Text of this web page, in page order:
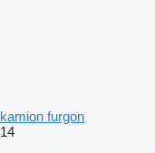
kamion furgon
14